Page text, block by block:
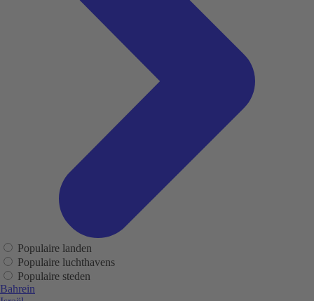
Populaire landen
Populaire luchthavens
Populaire steden
Bahrein